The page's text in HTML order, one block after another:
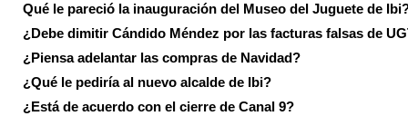
Qué le pareció la inauguración del Museo del Juguete de
¿Debe dimitir Cándido Méndez por las facturas falsas de
¿Piensa adelantar las compras de Navidad?
¿Qué le pediría al nuevo alcalde de Ibi?
¿Está de acuerdo con el cierre de Canal 9?